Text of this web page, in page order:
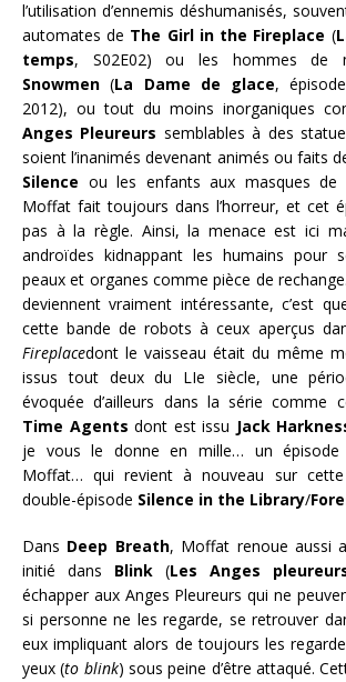
l’utilisation d’ennemis déshumanisés,
automates de The Girl in the Fireplace (
temps, S02E02) ou les hommes de
Snowmen (La Dame de glace,
2012), ou tout du moins inorganiques
Anges Pleureurs semblables à des
soient l’inanimés devenant animés ou faits
Silence ou les enfants aux masques de
Moffat fait toujours dans l’horreur, et cet
pas à la règle. Ainsi, la menace est ici
androïdes kidnappant les humains pour
peaux et organes comme pièce de
deviennent vraiment intéressante, c’est
cette bande de robots à ceux aperçus
Fireplacedont le vaisseau était du même
issus tout deux du LIe siècle, une
évoquée d’ailleurs dans la série comme
Time Agents dont est issu Jack
je vous le donne en mille… un épisode
Moffat… qui revient à nouveau sur
double-épisode Silence in the Library/
Dans Deep Breath, Moffat renoue aussi
initié dans Blink (Les Anges
échapper aux Anges Pleureurs qui ne
si personne ne les regarde, se retrouver
eux impliquant alors de toujours les
yeux (to blink) sous peine d’être attaqué.